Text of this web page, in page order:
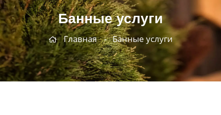
Банные услуги
Главная Банные услуги